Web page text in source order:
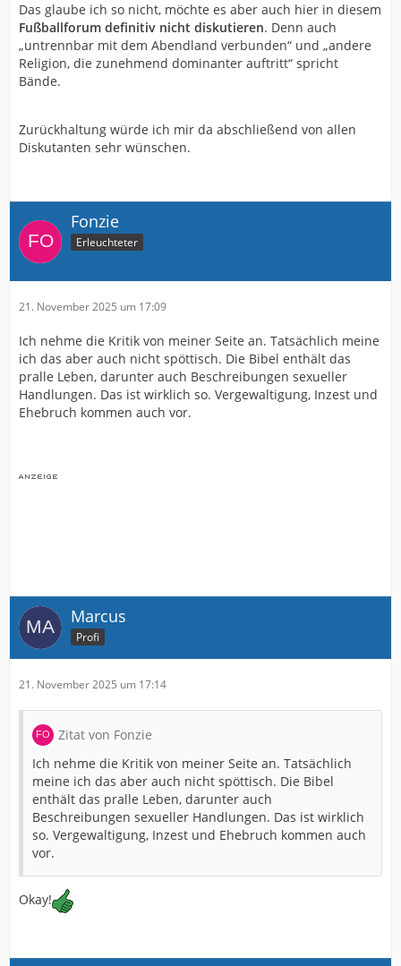
Das glaube ich so nicht, möchte es aber auch hier in diesem
Fußballforum definitiv nicht diskutieren. Denn auch
„untrennbar mit dem Abendland verbunden“ und „andere
Religion, die zunehmend dominanter auftritt“ spricht
Bände.
Zurückhaltung würde ich mir da abschließend von allen
Diskutanten sehr wünschen.
Fonzie
Erleuchteter
21. November 2025 um 17:09
Ich nehme die Kritik von meiner Seite an. Tatsächlich meine
ich das aber auch nicht spöttisch. Die Bibel enthält das
pralle Leben, darunter auch Beschreibungen sexueller
Handlungen. Das ist wirklich so. Vergewaltigung, Inzest und
Ehebruch kommen auch vor.
Marcus
Profi
21. November 2025 um 17:14
Zitat von Fonzie
Ich nehme die Kritik von meiner Seite an. Tatsächlich
meine ich das aber auch nicht spöttisch. Die Bibel
enthält das pralle Leben, darunter auch
Beschreibungen sexueller Handlungen. Das ist wirklich
so. Vergewaltigung, Inzest und Ehebruch kommen auch
vor.
Okay!